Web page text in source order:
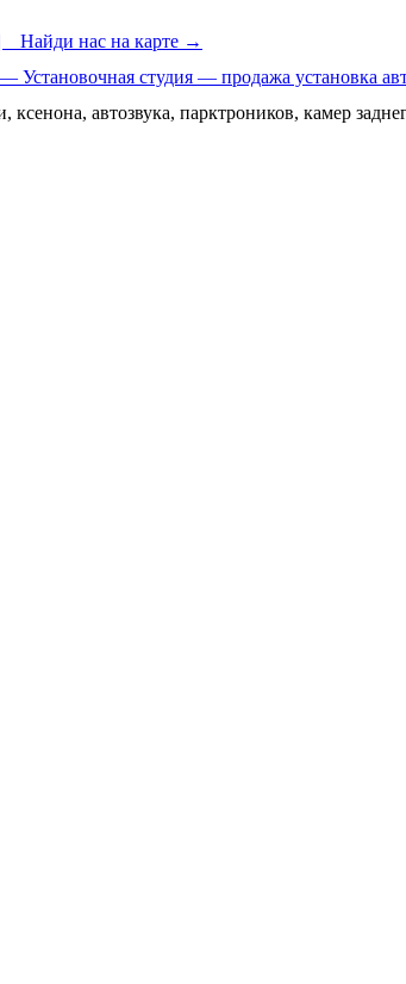
Найди нас на карте →
автозвука, парктроников, камер